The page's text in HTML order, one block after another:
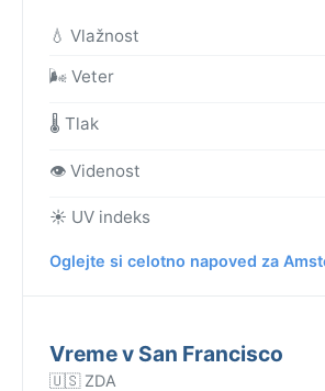
💧 Vlažnost
🌬️ Veter
🌡️ Tlak
👁️ Videnost
☀️ UV indeks
Oglejte si celotno napoved za
Vreme v San Francisco
🇺🇸 ZDA